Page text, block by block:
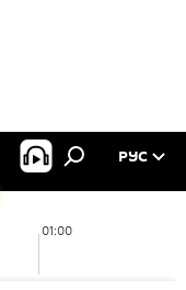
РУС
01:00